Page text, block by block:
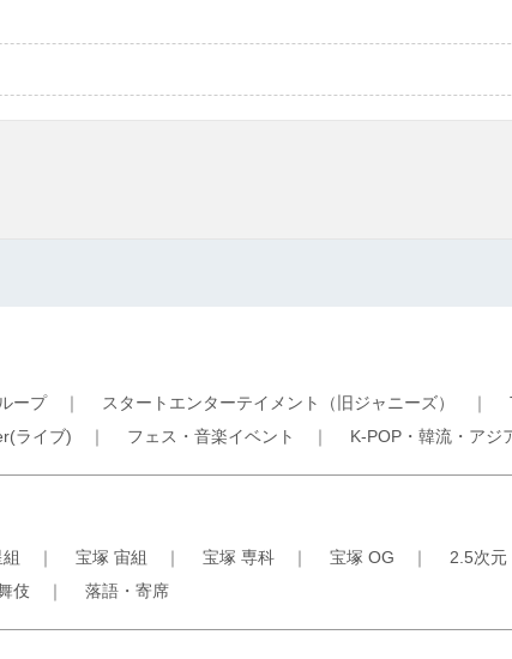
ープ｜ スタートエンターテイメント（旧ジャニーズ） ｜
ライブ) ｜ フェス・音楽イベント ｜ K-POP・韓流・アジ
｜ 宝塚 宙組 ｜ 宝塚 専科 ｜ 宝塚 OG ｜ 2.5次元
伎 ｜ 落語・寄席